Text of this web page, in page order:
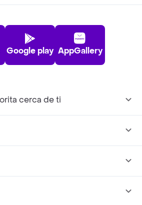
Google play AppGallery
cerca de ti